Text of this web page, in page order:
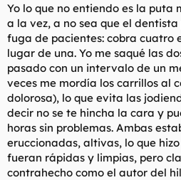
Yo lo que no entiendo es la puta
a la vez, a no sea que el
fuga de pacientes: cobra cuatro
lugar de una. Yo me saqué las
pasado con un intervalo de un
veces me mordía los carrillos al
dolorosa), lo que evita las
decir no se te hincha la cara y
horas sin problemas. Ambas
eruccionadas, altivas, lo que
fueran rápidas y limpias, pero
contrahecho como el autor del